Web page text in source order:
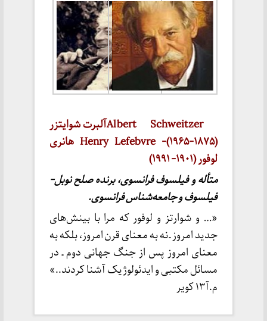
Albert Schweitzerآلبرت شوایتزر
(۱۸۷۵-۱۹۶۵)- Henry Lefebvre هانری
لوفور (۱۹۰۱- ۱۹۹۱)
متأله و فیلسوف فرانسوی، برنده صلح نوبل-
فیلسوف و جامعه‌شناس فرانسوی.
«… و شوارتز و لوفور که مرا با بینش‌های
جدید امروز ـ نه به معنای قرن امروز، بلکه به
معنای امروز پس از جنگ جهانی دوم ـ در
مسائل مکتبی و ایدئولوژیک آشنا کردند..»
م.آ۱۳ کویر